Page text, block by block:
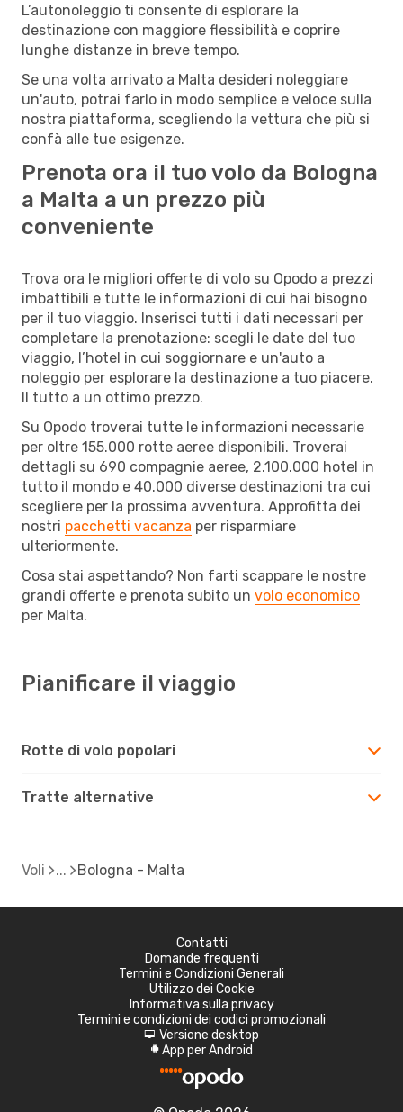
L’autonoleggio ti consente di esplorare la
destinazione con maggiore flessibilità e coprire
lunghe distanze in breve tempo.
Se una volta arrivato a Malta desideri noleggiare
un'auto, potrai farlo in modo semplice e veloce sulla
nostra piattaforma, scegliendo la vettura che più si
confà alle tue esigenze.
Prenota ora il tuo volo da Bologna
a Malta a un prezzo più
conveniente
Trova ora le migliori offerte di volo su Opodo a prezzi
imbattibili e tutte le informazioni di cui hai bisogno
per il tuo viaggio. Inserisci tutti i dati necessari per
completare la prenotazione: scegli le date del tuo
viaggio, l’hotel in cui soggiornare e un'auto a
noleggio per esplorare la destinazione a tuo piacere.
Il tutto a un ottimo prezzo.
Su Opodo troverai tutte le informazioni necessarie
per oltre 155.000 rotte aeree disponibili. Troverai
dettagli su 690 compagnie aeree, 2.100.000 hotel in
tutto il mondo e 40.000 diverse destinazioni tra cui
scegliere per la prossima avventura. Approfitta dei
nostri pacchetti vacanza per risparmiare
ulteriormente.
Cosa stai aspettando? Non farti scappare le nostre
grandi offerte e prenota subito un volo economico
per Malta.
Pianificare il viaggio
Rotte di volo popolari
Tratte alternative
Voli Bologna - Malta
Contatti
Domande frequenti
Termini e Condizioni Generali
Utilizzo dei Cookie
Informativa sulla privacy
Termini e condizioni dei codici promozionali
d Versione desktop
A App per Android